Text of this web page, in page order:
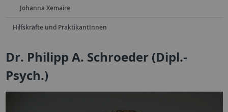
Johanna Xemaire
Hilfskräfte und PraktikantInnen
Dr. Philipp A. Schroeder (Dipl.-
Psych.)